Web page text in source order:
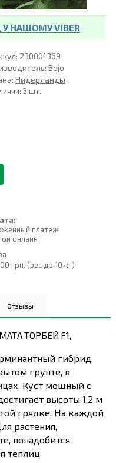
НАШОМУ VIBER
230001369
Bejo
Нидерланды
3 шт.
платеж
онлайн
грн. (вес до 10 кг)
Отзывы
ТОРБЕЙ F1,
гибрид.
грунте, в
Куст мощный с
высоты 1,2 м
грядке. На каждой
растения,
понадобится
теплиц